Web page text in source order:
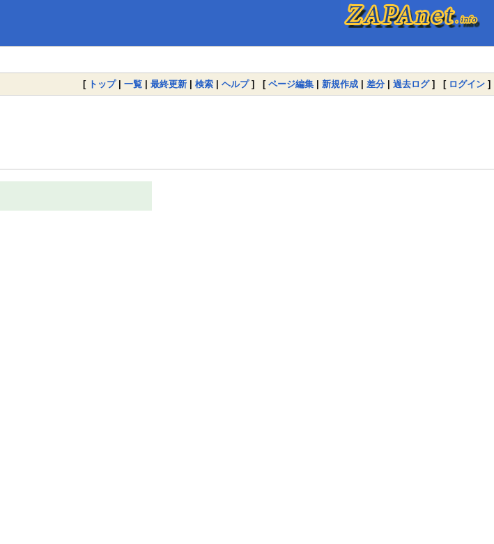
[ トップ| 一覧 | 最終更新 | 検索 | ヘルプ] [ ページ編集 | 新規作成 | 差分 | 過去ログ] [ ログイン ]